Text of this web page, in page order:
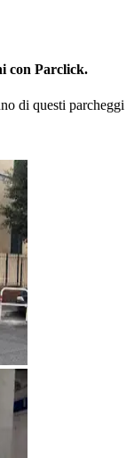
con Parclick.
di questi parcheggi